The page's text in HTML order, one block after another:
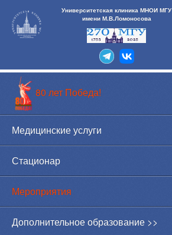
Университетская клиника МНОИ МГУ
имени М.В.Ломоносова
80 лет Победа!
Медицинские услуги
Стационар
Мероприятия
Дополнительное образование >>